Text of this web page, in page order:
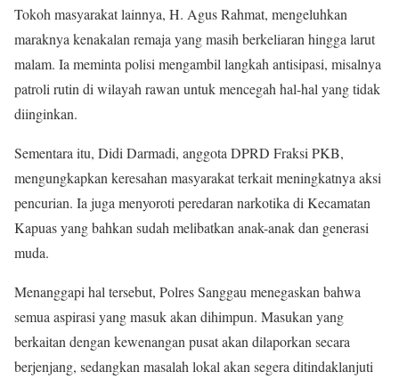
Tokoh masyarakat lainnya, H. Agus Rahmat, mengeluhkan
maraknya kenakalan remaja yang masih berkeliaran hingga larut
malam. Ia meminta polisi mengambil langkah antisipasi, misalnya
patroli rutin di wilayah rawan untuk mencegah hal-hal yang tidak
diinginkan.
Sementara itu, Didi Darmadi, anggota DPRD Fraksi PKB,
mengungkapkan keresahan masyarakat terkait meningkatnya aksi
pencurian. Ia juga menyoroti peredaran narkotika di Kecamatan
Kapuas yang bahkan sudah melibatkan anak-anak dan generasi
muda.
Menanggapi hal tersebut, Polres Sanggau menegaskan bahwa
semua aspirasi yang masuk akan dihimpun. Masukan yang
berkaitan dengan kewenangan pusat akan dilaporkan secara
berjenjang, sedangkan masalah lokal akan segera ditindaklanjuti